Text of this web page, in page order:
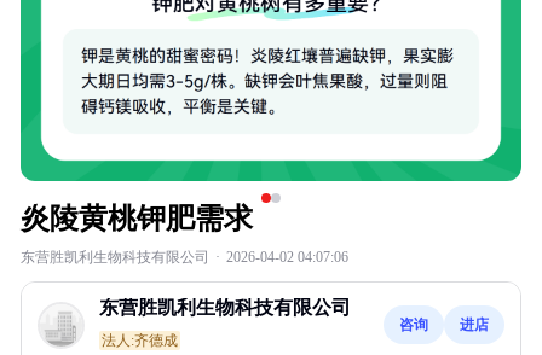
炎陵黄桃钾肥需求
东营胜凯利生物科技有限公司 · 2026-04-02 04:07:06
东营胜凯利生物科技有限公司
法人:齐德成
咨询 进店